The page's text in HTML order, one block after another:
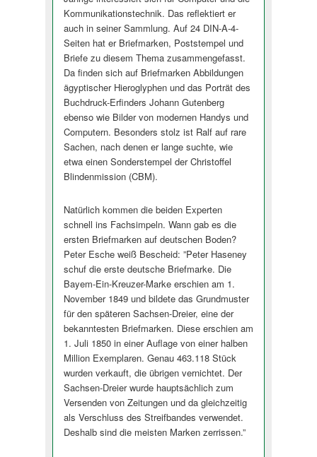
Kommunikationstechnik. Das reflektiert er
auch in seiner Sammlung. Auf 24 DIN-A-4-
Seiten hat er Briefmarken, Poststempel und
Briefe zu diesem Thema zusammengefasst.
Da finden sich auf Briefmarken Abbildungen
ägyptischer Hieroglyphen und das Porträt des
Buchdruck-Erfinders Johann Gutenberg
ebenso wie Bilder von modernen Handys und
Computern. Besonders stolz ist Ralf auf rare
Sachen, nach denen er lange suchte, wie
etwa einen Sonderstempel der Christoffel
Blindenmission (CBM).
Natürlich kommen die beiden Experten
schnell ins Fachsimpeln. Wann gab es die
ersten Briefmarken auf deutschen Boden?
Peter Esche weiß Bescheid: ”Peter Haseney
schuf die erste deutsche Briefmarke. Die
Bayem-Ein-Kreuzer-Marke erschien am 1.
November 1849 und bildete das Grundmuster
für den späteren Sachsen-Dreier, eine der
bekanntesten Briefmarken. Diese erschien am
1. Juli 1850 in einer Auflage von einer halben
Million Exemplaren. Genau 463.118 Stück
wurden verkauft, die übrigen vernichtet. Der
Sachsen-Dreier wurde hauptsächlich zum
Versenden von Zeitungen und da gleichzeitig
als Verschluss des Streifbandes verwendet.
Deshalb sind die meisten Marken zerrissen.”